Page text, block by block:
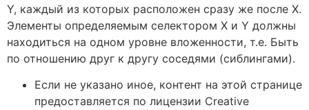
Y, каждый из которых расположен сразу же после X.
Элементы определяемым селектором X и Y должны
находиться на одном уровне вложенности, т.е. Быть
по отношению друг к другу соседями (сиблингами).
Если не указано иное, контент на этой странице
предоставляется по лицензии Creative